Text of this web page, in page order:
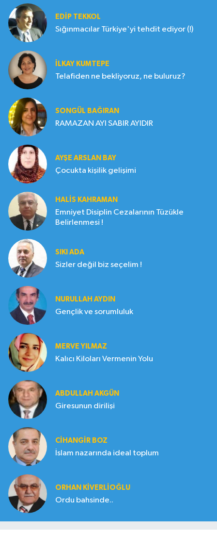
EDIP TEKKOL
Sığınmacılar Türkiye'yi tehdit ediyor (!)
İLKAY KUMTEPE
Telafiden ne bekliyoruz, ne buluruz?
SONGÜL BAĞIRAN
RAMAZAN AYI SABIR AYIDIR
AYŞE ARSLAN BAY
Çocukta kişilik gelişimi
HALIS KAHRAMAN
Emniyet Disiplin Cezalarının Tüzükle
Belirlenmesi !
SIKI ADA
Sizler değil biz seçelim !
NURULLAH AYDIN
Gençlik ve sorumluluk
MERVE YILMAZ
Kalıcı Kiloları Vermenin Yolu
ABDULLAH AKGÜN
Giresunun dirilişi
CIHANGIR BOZ
İslam nazarında ideal toplum
ORHAN KIVERLIOĞLU
Ordu bahsinde..